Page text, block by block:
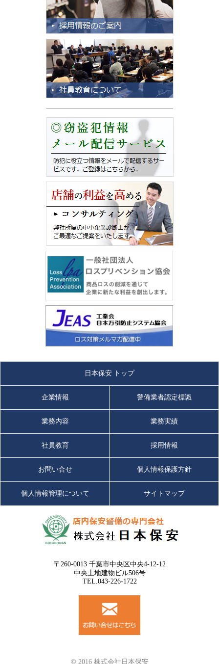
日本保安 トップ
企業情報 警備業者認定標識
業務内容 業務実績
社員教育 採用情報
お問い合せ 個人情報保護方針
個人情報管理について サイトマップ
〒260-0013 千葉市中央区中央4-12-12
中央土地建物ビル506号
TEL.043-226-1722
© 2016 株式会社日本保安